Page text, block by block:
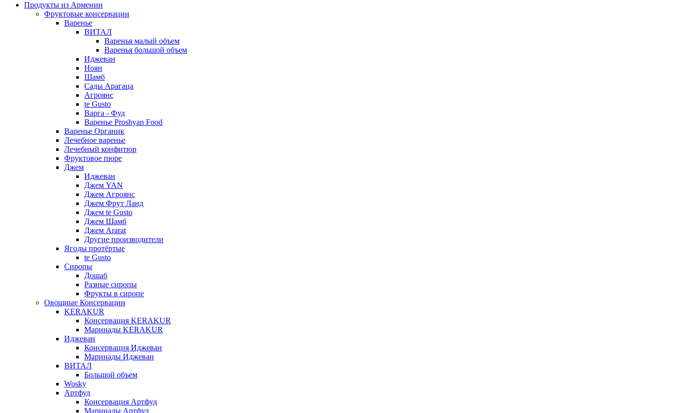
Продукты из Армении
Фруктовые консервации
Варенье
ВИТАЛ
Варенья малый объем
Варенья большой объем
Иджеван
Ноян
Шамб
Сады Арагаца
Агроянс
te Gusto
Варга - Фуд
Варенье Proshyan Food
Варенье Органик
Лечебное варенье
Лечебный конфитюр
Фруктовое пюре
Джем
Иджеван
Джем YAN
Джем Агроянс
Джем Фрут Ланд
Джем te Gusto
Джем Шамб
Джем Ararat
Другие производители
Ягоды протёртые
te Gusto
Сиропы
Дошаб
Разные сиропы
Фрукты в сиропе
Овощные Консервации
KERAKUR
Консервация KERAKUR
Маринады KERAKUR
Иджеван
Консервация Иджеван
Маринады Иджеван
ВИТАЛ
Большой объем
Wosky
Артфуд
Консервация Артфуд
Маринады Артфуд